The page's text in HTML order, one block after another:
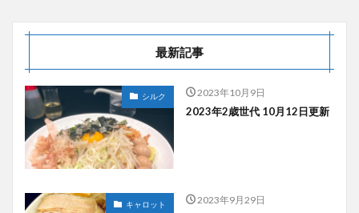
最新記事
シルク 2023年10月9日
2023年2歳世代 10月12日更新
キャロット 2023年9月29日